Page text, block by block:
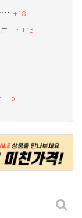
+5
입…+12
-… +18
는 … +13